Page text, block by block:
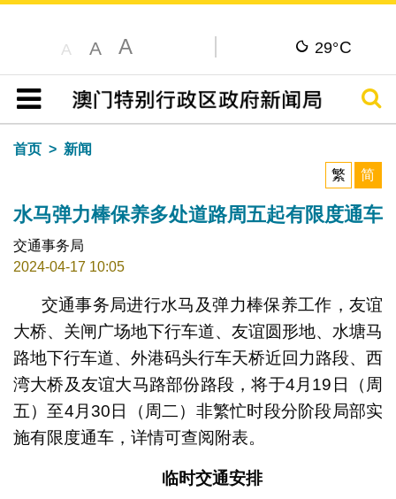
A A A 29°C
目录
搜寻
首页
新闻
繁
简
水马弹力棒保养多处道路周五起有限度通车
交通事务局
2024-04-17 10:05
交通事务局进行水马及弹力棒保养工作，友谊
大桥、关闸广场地下行车道、友谊圆形地、水塘马
路地下行车道、外港码头行车天桥近回力路段、西
湾大桥及友谊大马路部份路段，将于4月19日（周
五）至4月30日（周二）非繁忙时段分阶段局部实
施有限度通车，详情可查阅附表。
临时交通安排